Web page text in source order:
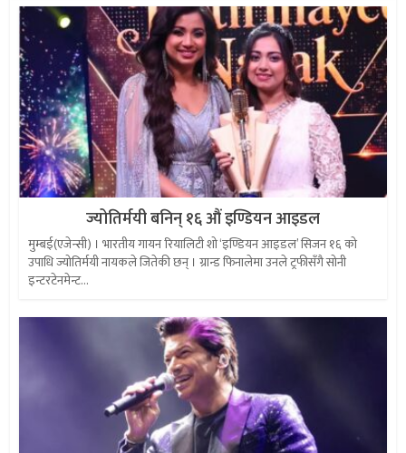
ज्योतिर्मयी बनिन् १६ औं इण्डियन आइडल
मुम्बई(एजेन्सी) । भारतीय गायन रियालिटी शो ‘इण्डियन आइडल’ सिजन १६ को
उपाधि ज्योतिर्मयी नायकले जितेकी छन् । ग्रान्ड फिनालेमा उनले ट्रफीसँगै सोनी
इन्टरटेनमेन्ट...